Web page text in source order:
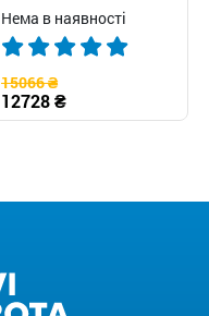
Нема в наявності
15066 ₴
12728 ₴